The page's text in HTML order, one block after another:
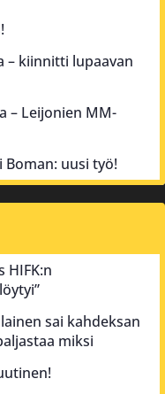
– kiinnitti lupaavan
– Leijonien MM-
uusi työ!
HIFK:n
sai kahdeksan
miksi